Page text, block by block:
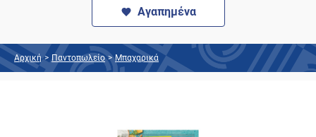
Αγαπημένα
Αρχική > Παντοπωλείο > Μπαχαρικά